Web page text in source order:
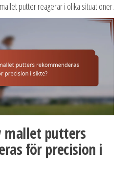
putter reagerar i olika situationer.
mallet putters
för precision i